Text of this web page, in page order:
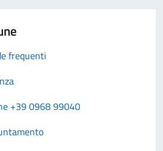
frequenti
+39 0968 99040